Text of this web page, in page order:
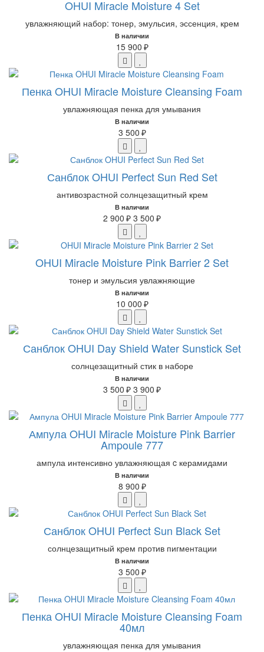
OHUI Miracle Moisture 4 Set
увлажняющий набор: тонер, эмульсия, эссенция, крем
В наличии
15 900 ₽
Пенка OHUI Miracle Moisture Cleansing Foam
увлажняющая пенка для умывания
В наличии
3 500 ₽
Санблок OHUI Perfect Sun Red Set
антивозрастной солнцезащитный крем
В наличии
2 900 ₽ 3 500 ₽
OHUI Miracle Moisture Pink Barrier 2 Set
тонер и эмульсия увлажняющие
В наличии
10 000 ₽
Санблок OHUI Day Shield Water Sunstick Set
солнцезащитный стик в наборе
В наличии
3 500 ₽ 3 900 ₽
Ампула OHUI Miracle Moisture Pink Barrier
Ampoule 777
ампула интенсивно увлажняющая c керамидами
В наличии
8 900 ₽
Санблок OHUI Perfect Sun Black Set
солнцезащитный крем против пигментации
В наличии
3 500 ₽
Пенка OHUI Miracle Moisture Cleansing Foam
40мл
увлажняющая пенка для умывания